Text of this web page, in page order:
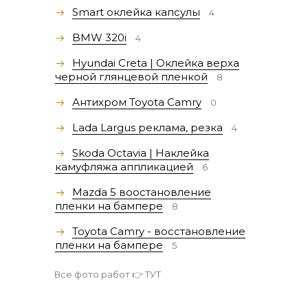
Smart оклейка капсулы 4
BMW 320i 4
Hyundai Creta | Оклейка верха
черной глянцевой пленкой
8
Антихром Toyota Camry 0
Lada Largus реклама, резка 4
Skoda Octavia | Наклейка
камуфляжа аппликацией
6
Mazda 5 воостановление
пленки на бампере
8
Toyota Camry - восстановление
пленки на бампере
5
Все фото работ 👉ТУТ